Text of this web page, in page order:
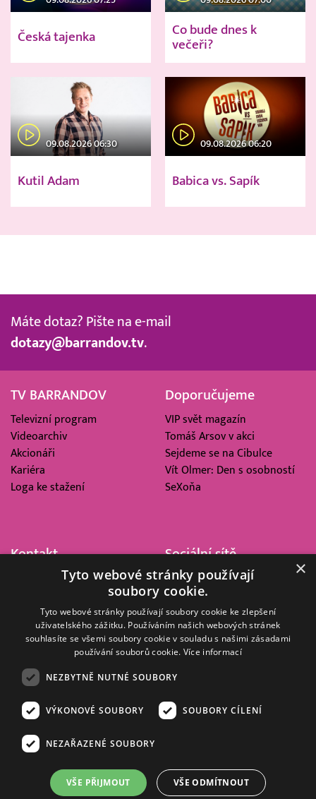
Česká tajenka
Co bude dnes k
večeři?
09.08.2026 06:30
Kutil Adam
09.08.2026 06:20
Babica vs. Sapík
Máte dotaz? Pište na e-mail
dotazy@barrandov.tv.
TV BARRANDOV
Televizní program
Videoarchiv
Akcionáři
Kariéra
Loga ke stažení
Doporučujeme
VIP svět magazín
Tomáš Arsov v akci
Sejdeme se na Cibulce
Vít Olmer: Den s osobností
SeXoňa
Kontakt
Barrandov Televizní Studio,
Kříženeckého nám. 322
152 00 Praha 5
IČ 416 93 311
Sociální sítě
© 2008–2026 EMPRESA MEDIA, a.s. Všechna práva vyhrazena.
Zásady ochrany osobních a dalších zpracovávaných údajů
Informace o měření sledovanosti videa ve video archivu
×
Tyto webové stránky používají
soubory cookie.
Tyto webové stránky používají soubory cookie ke zlepšení
uživatelského zážitku. Používáním našich webových stránek
souhlasíte se všemi soubory cookie v souladu s našimi zásadami
používání souborů cookie. Více informací
NEZBYTNĚ NUTNÉ SOUBORY
VÝKONOVÉ SOUBORY SOUBORY CÍLENÍ
NEZAŘAZENÉ SOUBORY
VŠE PŘIJMOUT VŠE ODMÍTNOUT